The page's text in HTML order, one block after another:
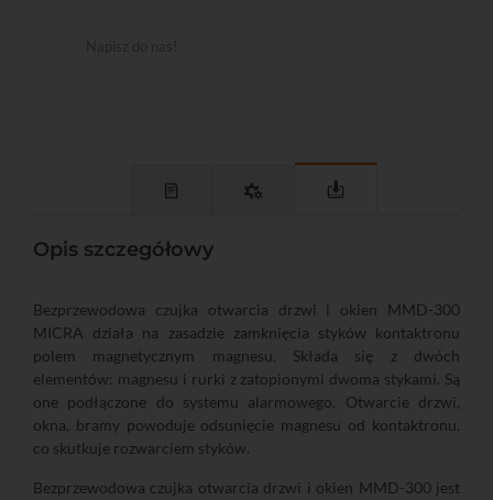
Opis szczegółowy
Bezprzewodowa czujka otwarcia drzwi i okien MMD-300
MICRA działa na zasadzie zamknięcia styków kontaktronu
polem magnetycznym magnesu. Składa się z dwóch
elementów: magnesu i rurki z zatopionymi dwoma stykami. Są
one podłączone do systemu alarmowego. Otwarcie drzwi,
okna, bramy powoduje odsunięcie magnesu od kontaktronu,
co skutkuje rozwarciem styków.
Bezprzewodowa czujka otwarcia drzwi i okien MMD-300 jest